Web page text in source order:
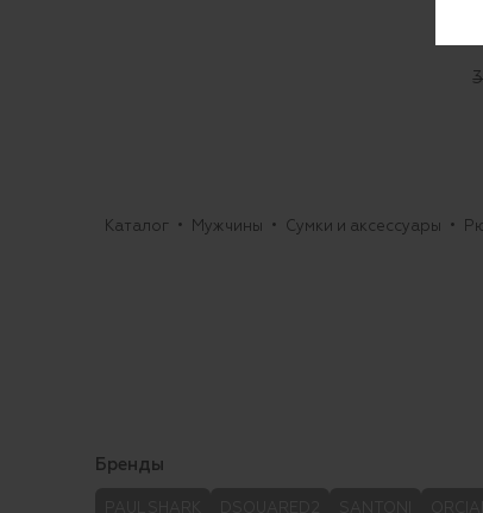
Каталог Мужчины Сумки и аксессуары
Бренды